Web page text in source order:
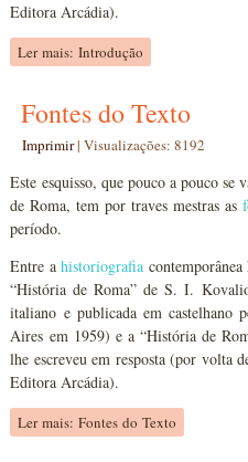
Editora Arcádia).
Ler mais: Introdução
Fontes do Texto
Imprimir|Visualizações: 8192
Este esquisso, que pouco a pouco
de Roma, tem por traves mestras as
período.
Entre ahistoriografia
“História de Roma” de S. I.
italiano e publicada em castelhano
Aires em 1959) e a “História de
lhe escreveu em resposta (por volta
Editora Arcádia).
Ler mais: Fontes do Texto